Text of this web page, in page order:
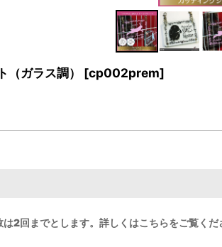
ガラス調） [cp002prem]
2回までとします。詳しくはこちらをご覧くだ